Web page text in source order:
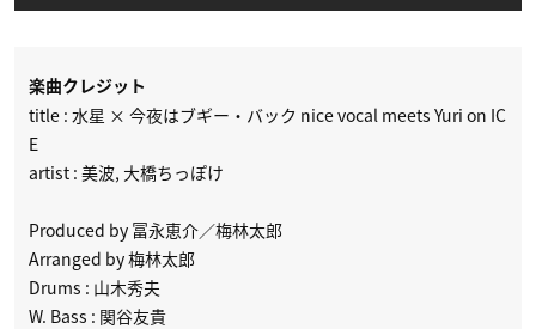
楽曲クレジット
title : 水星 × 今夜はブギー・バック nice vocal meets Yuri on IC
E
artist : 美波, 大橋ちっぽけ
Produced by 冨永恵介／梅林太郎
Arranged by 梅林太郎
Drums : 山木秀夫
W. Bass : 関谷友貴